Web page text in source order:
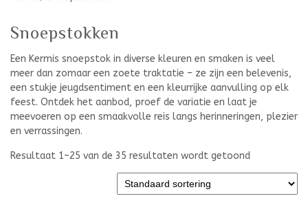
Snoepstokken
Een Kermis snoepstok in diverse kleuren en smaken is veel
meer dan zomaar een zoete traktatie – ze zijn een belevenis,
een stukje jeugdsentiment en een kleurrijke aanvulling op elk
feest. Ontdek het aanbod, proef de variatie en laat je
meevoeren op een smaakvolle reis langs herinneringen, plezier
en verrassingen.
Resultaat 1–25 van de 35 resultaten wordt getoond